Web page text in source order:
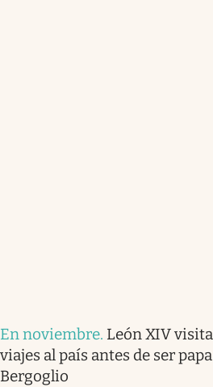
En noviembre. León XIV
viajes al país antes de ser
Bergoglio